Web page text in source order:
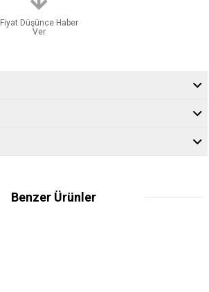
Fiyat Düşünce Haber
Ver
Benzer Ürünler